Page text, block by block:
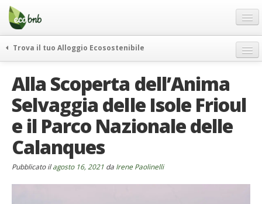
Menu
Salta
contenuto
Offerte Speciali
Regali
FAQ
Chi Siamo
Partner
Contatti
Trova il tuo Alloggio Ecosostenibile
itinerari
curiosità
vivere e viaggiare verde
news ed eventi
ecohotel
Alla Scoperta dell’Anima
Selvaggia delle Isole Frioul
e il Parco Nazionale delle
Calanques
Pubblicato ilagosto 16, 2021 da Irene Paolinelli